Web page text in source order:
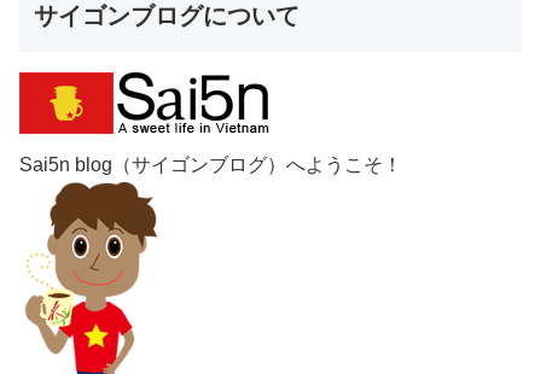
サイゴンブログについて
Sai5n blog（サイゴンブログ）へようこそ！